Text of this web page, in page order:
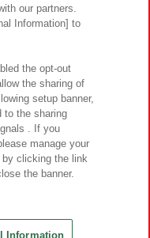
ビリティ方針と検証結果
るご質問・お問い合わせ
Inc.
Lab Inc.
Reserved.
our partners.
Information] to
the opt-out
the sharing of
setup banner,
to the sharing
. If you
manage your
by clicking the link
the banner.
Information